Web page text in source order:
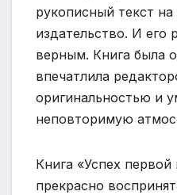
рукописный текст
издательство. И его
верным. Книга была
впечатлила
оригинальностью и
неповторимую
Книга «Успех первой
прекрасно